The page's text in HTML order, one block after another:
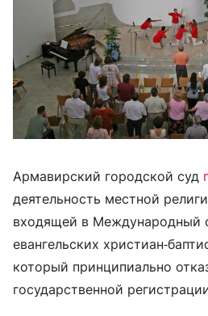
Армавирский городской суд
деятельность местной
входящей в Международный
евангельских христиан-
который принципиально
государственной